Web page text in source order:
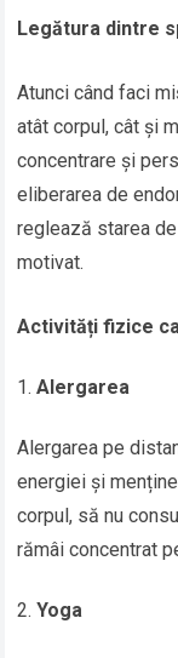
Legătura dintre
Atunci când faci
atât corpul, cât și
concentrare și
eliberarea de
reglează starea
motivat.
Activități fizice
Alergarea
Alergarea pe
energiei și
corpul, să nu
rămâi concentrat
Yoga